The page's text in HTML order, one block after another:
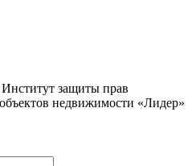
Институт защиты прав
недвижимости «Лидер»